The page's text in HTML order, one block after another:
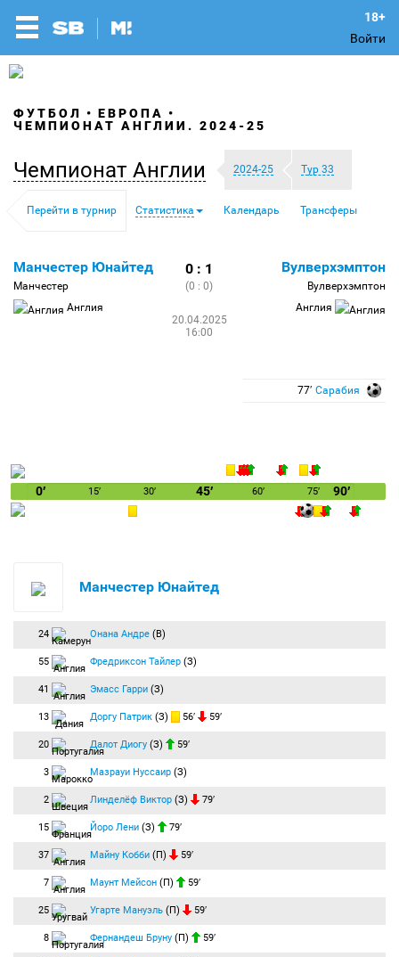
Войти
ФУТБОЛ
ЕВРОПА
ЧЕМПИОНАТ АНГЛИИ. 2024-25
Чемпионат Англии 2024-25 Тур 33
Перейти в турнир Статистика Календарь Трансферы
Манчестер Юнайтед
Манчестер
Англия
0 : 1
(0 : 0)
20.04.2025
16:00
Вулверхэмптон
Вулверхэмптон
Англия
77′ Сарабия
0′ 15′ 30′ 45′ 60′ 75′ 90′
Манчестер Юнайтед
24 Онана Андре (В)
55 Фредриксон Тайлер (З)
41 Эмасс Гарри (З)
13 Доргу Патрик (З) 56′ 59′
20 Далот Диогу (З) 59′
3 Мазрауи Нуссаир (З)
2 Линделёф Виктор (З) 79′
15 Йоро Лени (З) 79′
37 Майну Кобби (П) 59′
7 Маунт Мейсон (П) 59′
25 Угарте Мануэль (П) 59′
8 Фернандеш Бруну (П) 59′